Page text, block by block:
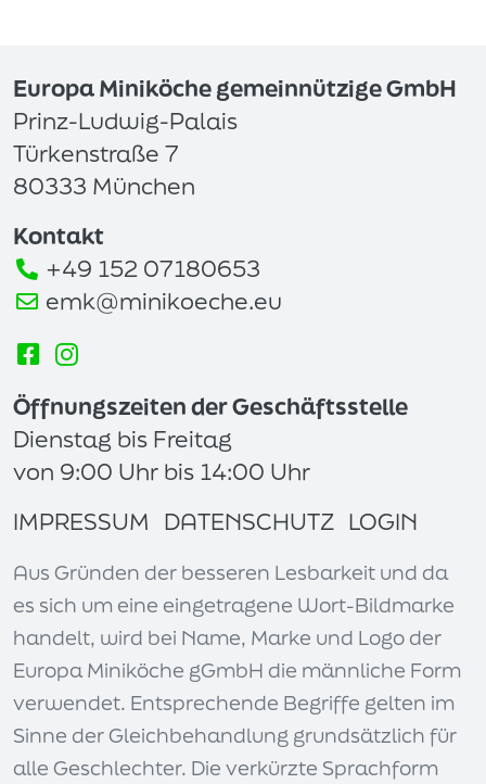
Europa Miniköche gemeinnützige GmbH
Prinz-Ludwig-Palais
Türkenstraße 7
80333 München
Kontakt
+49 152 07180653
emk@minikoeche.eu
Öffnungszeiten der Geschäftsstelle
Dienstag bis Freitag
von 9:00 Uhr bis 14:00 Uhr
IMPRESSUM DATENSCHUTZ LOGIN
Aus Gründen der besseren Lesbarkeit und da
es sich um eine eingetragene Wort-Bildmarke
handelt, wird bei Name, Marke und Logo der
Europa Miniköche gGmbH die männliche Form
verwendet. Entsprechende Begriffe gelten im
Sinne der Gleichbehandlung grundsätzlich für
alle Geschlechter. Die verkürzte Sprachform